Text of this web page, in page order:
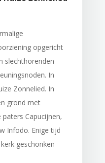
opgericht
slechthorenden
In
Zonnelied. In
grond met
Capucijnen,
Infodo. Enige tijd
geschonken